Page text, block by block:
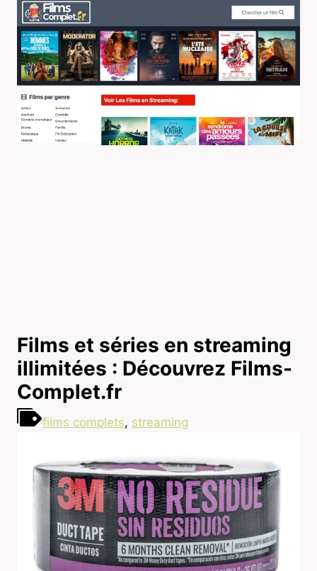
Films et séries en streaming
illimitées : Découvrez Films-
Complet.fr
films complets, streaming